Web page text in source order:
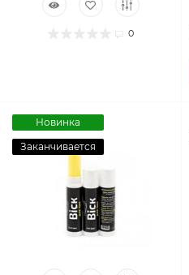
0
Новинка
Заканчивается